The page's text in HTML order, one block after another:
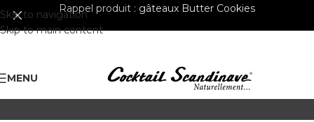
Skip to navigation
Skip to main content
Rappel produit : gâteaux Butter Cookies
MENU